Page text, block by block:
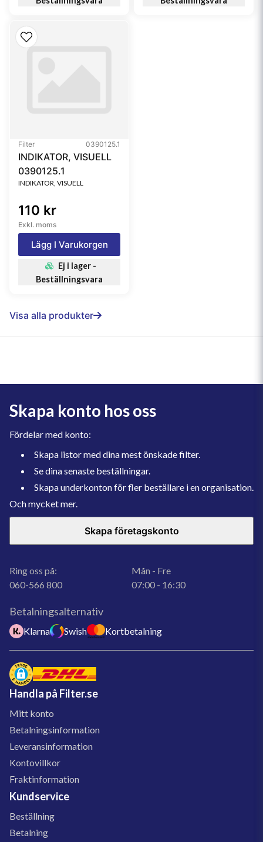
Filter 0390125.1
INDIKATOR, VISUELL
0390125.1
INDIKATOR, VISUELL
110 kr
Exkl. moms
Lägg I Varukorgen
Ej i lager -
Beställningsvara
Visa alla produkter
Skapa konto hos oss
Fördelar med konto:
Skapa listor med dina mest önskade filter.
Se dina senaste beställningar.
Skapa underkonton för fler beställare i en organisation.
Och mycket mer.
Skapa företagskonto
Ring oss på:
060-566 800
Mån - Fre
07:00 - 16:30
Betalningsalternativ
Klarna Swish Kortbetalning
Handla på Filter.se
Mitt konto
Betalningsinformation
Leveransinformation
Kontovillkor
Fraktinformation
Kundservice
Beställning
Betalning